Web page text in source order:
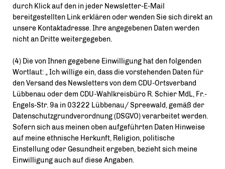
durch Klick auf den in jeder Newsletter-E-Mail
bereitgestellten Link erklären oder wenden Sie sich direkt an
unsere Kontaktadresse. Ihre angegebenen Daten werden
nicht an Dritte weitergegeben.
(4) Die von Ihnen gegebene Einwilligung hat den folgenden
Wortlaut: „ Ich willige ein, dass die vorstehenden Daten für
den Versand des Newsletters von dem CDU-Ortsverband
Lübbenau oder dem CDU-Wahlkreisbüro R. Schier MdL, Fr.-
Engels-Str. 9a in 03222 Lübbenau/ Spreewald, gemäß der
Datenschutzgrundverordnung (DSGVO) verarbeitet werden.
Sofern sich aus meinen oben aufgeführten Daten Hinweise
auf meine ethnische Herkunft, Religion, politische
Einstellung oder Gesundheit ergeben, bezieht sich meine
Einwilligung auch auf diese Angaben.